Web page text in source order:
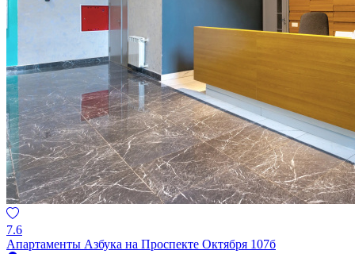
7.6
Апартаменты Азбука на Проспекте Октября 107б